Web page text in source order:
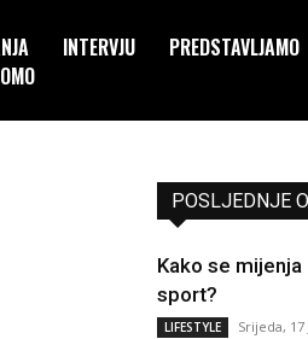
INTERVJU PREDSTAVLJAMO
POSLJEDNJE
Kako se
sport?
LIFESTYLE Srijeda, 17